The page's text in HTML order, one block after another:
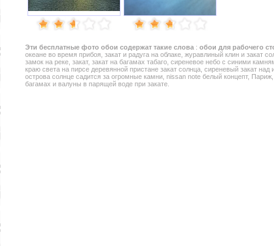
Эти бесплатные фото обои содержат такие слова : обои для рабочего
океане во время прибоя, закат и радуга на облаке, журавлиный клин и закат
замок на реке, закат, закат на багамах табаго, сиреневое небо с синими
краю света на пирсе деревянной пристане закат солнца, сиреневый закат над
острова солнце садится за огромные камни, nissan note белый концепт,
багамах и валуны в парящей воде при закате.